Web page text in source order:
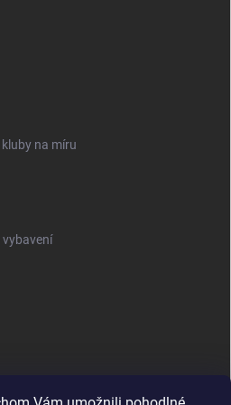
na míru